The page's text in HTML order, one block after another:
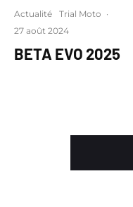
Actualité Trial Moto ·
27 août 2024
BETA EVO 2025